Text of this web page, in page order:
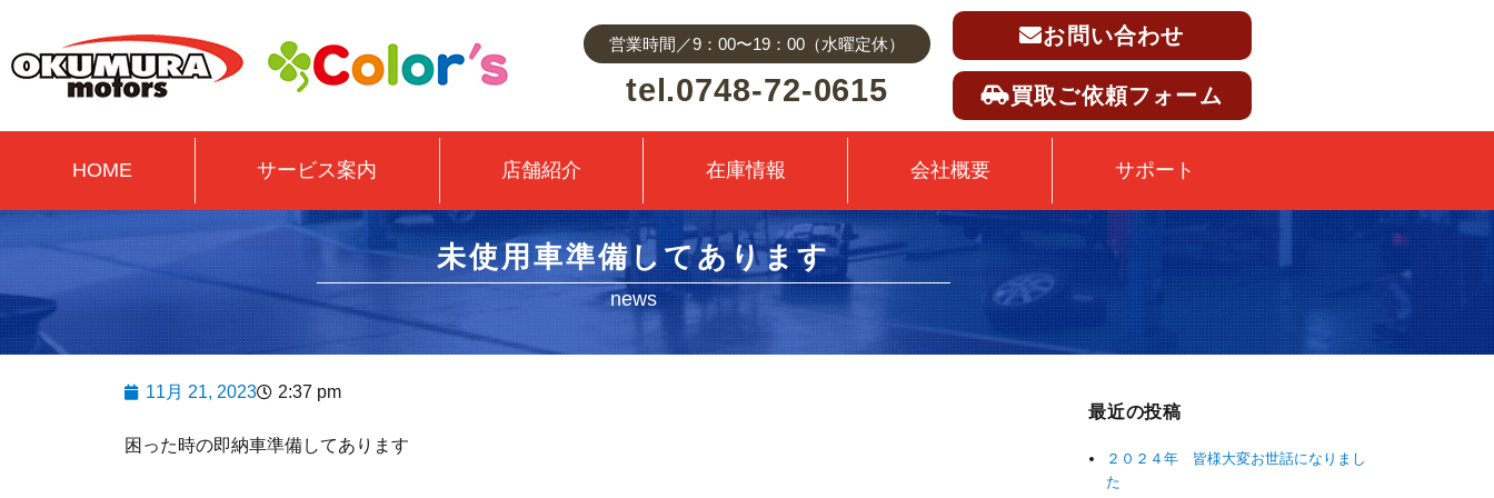
営業時間／9：00〜19：00（水曜定休）
tel.0748-72-0615
お問い合わせ
買取ご依頼フォーム
HOME サービス案内 店舗紹介 在庫情報 会社概要 サポート
未使用車準備してあります
news
11月 21, 2023 2:37 pm
困った時の即納車準備してあります
最近の投稿
２０２４年 皆様大変お世話になりまし
た